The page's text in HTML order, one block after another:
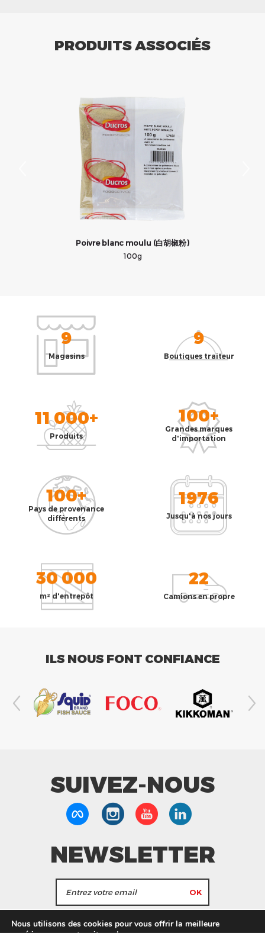
PRODUITS ASSOCIÉS
Poivre blanc moulu (白胡椒粉)
100g
9
Magasins
9
Boutiques traiteur
11 000+
Produits
100+
Grandes marques
d'importation
100+
Pays de provenance
différents
1976
Jusqu'à nos jours
30 000
m² d'entrepôt
22
Camions en propre
ILS NOUS FONT CONFIANCE
SUIVEZ-NOUS
NEWSLETTER
J'accepte de recevoir les actualités et les
Nous utilisons des cookies pour vous offrir la meilleure